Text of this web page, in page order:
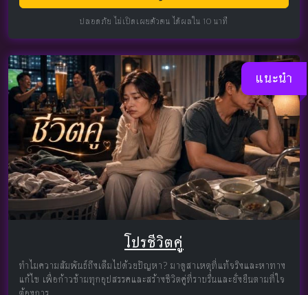
ปลอดภัย ไม่เปิดเผยตัวตน ได้ผลใน 10 นาที
แนะนำ
โปรชีวิตคู่
ทำไมความสัมพันธ์ถึงเต็มไปด้วยปัญหา? มาดูสาเหตุที่แท้จริงและหาทาง
แก้ไข เพื่อก้าวข้ามทุกอุปสรรคและสร้างชีวิตคู่ที่ราบรื่นและยั่งยืนตามที่ใจ